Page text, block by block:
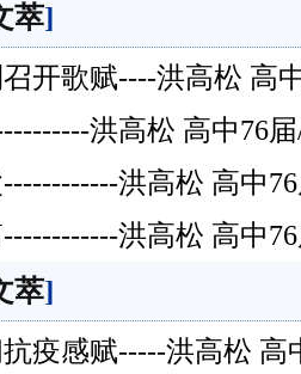
萃]
开歌赋----洪高松 高
洪高松 高中76
洪高松 高中
洪高松 高中
萃]
疫感赋-----洪高松